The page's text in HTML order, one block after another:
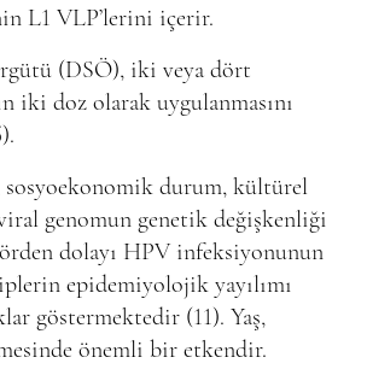
L1 VLP’lerini içerir.
(DSÖ), iki veya dört
iki doz olarak uygulanmasını
durum, kültürel
genomun genetik değişkenliği
dolayı HPV infeksiyonunun
epidemiyolojik yayılımı
göstermektedir (11). Yaş,
önemli bir etkendir.